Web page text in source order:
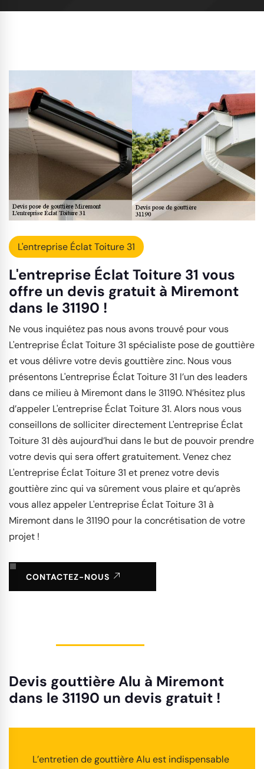
L'entreprise Éclat Toiture 31
L'entreprise Éclat Toiture 31 vous
offre un devis gratuit à Miremont
dans le 31190 !
Ne vous inquiétez pas nous avons trouvé pour vous
L'entreprise Éclat Toiture 31 spécialiste pose de gouttière
et vous délivre votre devis gouttière zinc. Nous vous
présentons L'entreprise Éclat Toiture 31 l’un des leaders
dans ce milieu à Miremont dans le 31190. N’hésitez plus
d’appeler L'entreprise Éclat Toiture 31. Alors nous vous
conseillons de solliciter directement L'entreprise Éclat
Toiture 31 dès aujourd’hui dans le but de pouvoir prendre
votre devis qui sera offert gratuitement. Venez chez
L'entreprise Éclat Toiture 31 et prenez votre devis
gouttière zinc qui va sûrement vous plaire et qu’après
vous allez appeler L'entreprise Éclat Toiture 31 à
Miremont dans le 31190 pour la concrétisation de votre
projet !
CONTACTEZ-NOUS
Devis gouttière Alu à Miremont
dans le 31190 un devis gratuit !
L’entretien de gouttière Alu est indispensable